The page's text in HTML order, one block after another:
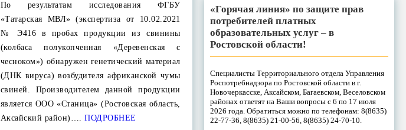
По результатам исследования ФГБУ
«Татарская МВЛ» (экспертиза от 10.02.2021
№ Э416 в пробах продукции из свинины
(колбаса полукопченная «Деревенская с
чесноком») обнаружен генетический материал
(ДНК вируса) возбудителя африканской чумы
свиней. Производителем данной продукции
является ООО «Станица» (Ростовская область,
Аксайский район)…. ПОДРОБНЕЕ
«Горячая линия» по защите прав
потребителей платных
образовательных услуг – в
Ростовской области!
Специалисты Территориального отдела Управления
Роспотребнадзора по Ростовской области в г.
Новочеркасске, Аксайском, Багаевском, Веселовском
районах ответят на Ваши вопросы с 6 по 17 июля
2026 года. Обратиться можно по телефонам: 8(8635)
22-77-36, 8(8635) 21-00-56, 8(8635) 24-70-10.